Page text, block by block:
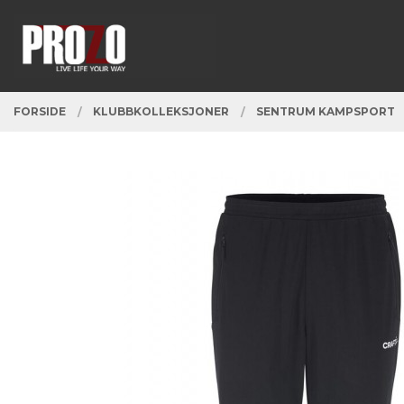
innholdet
PRODUKTER
Lukk
FORSIDE KLUBBKOLLEKSJONER SENTRUM KAMPSPORT